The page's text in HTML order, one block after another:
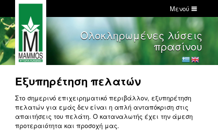
Ολοκληρωμένες λύσεις
πρασίνου
Μενού
Εξυπηρέτηση πελατών
Στο σημερινό επιχειρηματικό περιβάλλον, εξυπηρέτηση
πελατών για εμάς δεν είναι η απλή ανταπόκριση στις
απαιτήσεις του πελάτη. Ο καταναλωτής έχει την άμεση
προτεραιότητα και προσοχή μας.